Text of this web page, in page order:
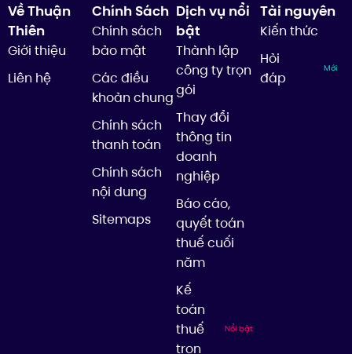
Về Thuận
Thiên
Giới thiệu
Liên hệ
Chính Sách
Chính sách
bảo mật
Các điều
khoản chung
Chính sách
thanh toán
Chính sách
nội dung
Sitemaps
Dịch vụ nổi
bật
Thành lập
công ty trọn
gói
Thay đổi
thông tin
doanh
nghiệp
Báo cáo,
quyết toán
thuế cuối
năm
Kế
toán
thuế
trọn
Nổi bật
Tài nguyên
Kiến thức
Hỏi
đáp
Mới